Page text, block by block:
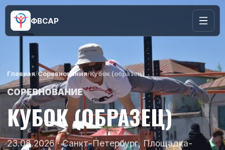
ФВСАР
Главная/Соревнования/Кубок (образец)
СОРЕВНОВАНИЕ
КУБОК (ОБРАЗЕЦ)
23.08.2026 · Санкт-Петербург, Площадка-